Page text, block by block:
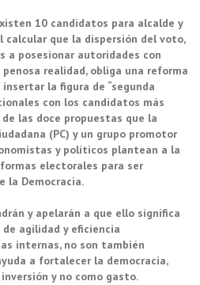
10 candidatos para alcalde y
que la dispersión del voto,
a posesionar autoridades con
realidad, obliga una reforma
la figura de “segunda
con los candidatos más
las doce propuestas que la
(PC) y un grupo promotor
y políticos plantean a la
electorales para ser
la Democracia.
y apelarán a que ello significa
agilidad y eficiencia
internas, no son también
a fortalecer la democracia,
y no como gasto.